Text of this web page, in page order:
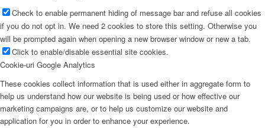
Check to enable permanent hiding of message bar and refuse all cookies
if you do not opt in. We need 2 cookies to store this setting. Otherwise you
will be prompted again when opening a new browser window or new a tab.
Click to enable/disable essential site cookies.
Cookie-uri Google Analytics
These cookies collect information that is used either in aggregate form to
help us understand how our website is being used or how effective our
marketing campaigns are, or to help us customize our website and
application for you in order to enhance your experience.